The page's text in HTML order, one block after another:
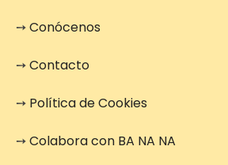
➙Conócenos
➙Contacto
➙ Política de Cookies
➙Colabora con BA NA NA